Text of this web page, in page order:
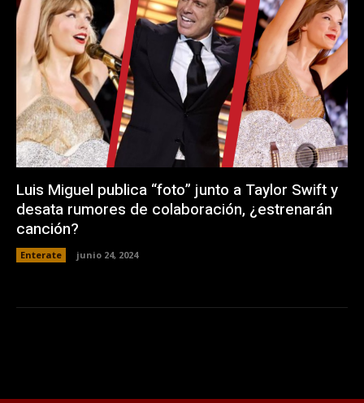
Luis Miguel publica “foto” junto a Taylor Swift y
desata rumores de colaboración, ¿estrenarán
canción?
Enterate junio 24, 2024